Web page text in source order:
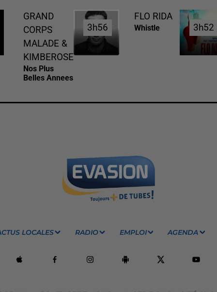
GRAND
CORPS
MALADE &
KIMBEROSE
Nos Plus
Belles Annees
3h56
3h56
FLO RIDA
Whistle 3h52
3h52
LOCALES RADIO EMPLOI AGENDA